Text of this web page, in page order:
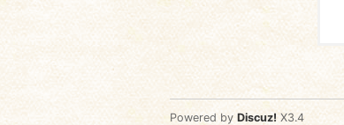
Powered by Discuz! X3.4